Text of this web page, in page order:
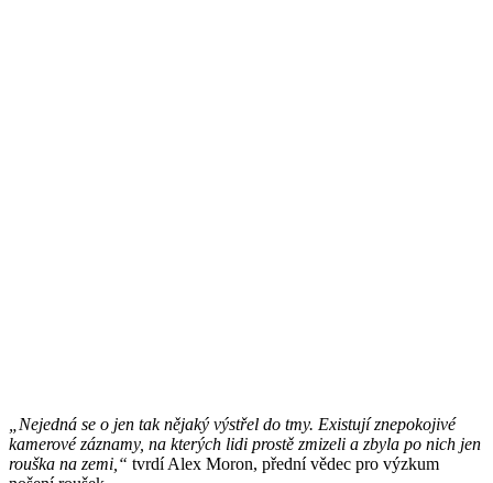
„Nejedná se o jen tak nějaký výstřel do tmy. Existují znepokojivé
kamerové záznamy, na kterých lidi prostě zmizeli a zbyla po nich jen
rouška na zemi,“ tvrdí Alex Moron, přední vědec pro výzkum